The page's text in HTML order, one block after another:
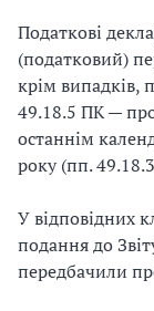
Податкові
(податковий)
крім випадків,
49.18.5 ПК —
останнім
року (пп.
У відповідних
подання до
передбачили